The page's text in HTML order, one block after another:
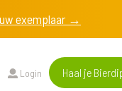
exemplaar →
Login Haal je